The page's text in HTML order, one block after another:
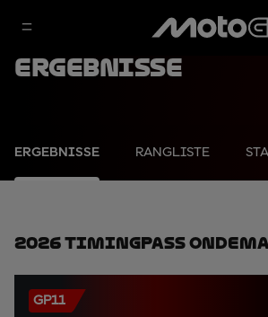
Ergebnisse
ERGEBNISSE RANGLISTE
2026 TimingPass
GP11